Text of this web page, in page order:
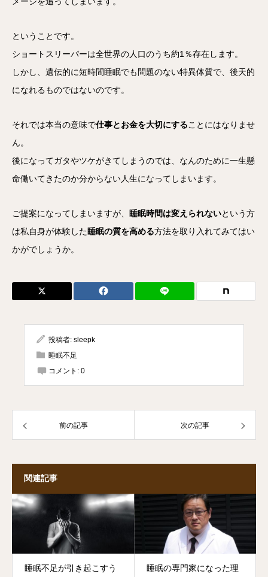
ということです。
ショートスリーパーは全世界の人口のうち約1％存在します。
しかし、遺伝的に短時間睡眠でも問題のない特異体質で、後天的
になれるものではないのです。
それでは本当の意味で仕事とお金を大切にすることにはなりませ
ん。
後になってガタやツケがきてしまうのでは、なんのために一生懸
命働いてきたのか分からない人生になってしまいます。
ご提案になってしまいますが、 睡眠時間は変えられないという方
は私自身が体験した睡眠の質を高める方法を取り入れてみてはい
かがでしょうか。
投稿者: sleepk
睡眠不足
コメント: 0
前の記事 次の記事
関連記事
睡眠不足が引き起こすう
睡眠の専門家になった理